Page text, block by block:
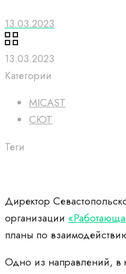
13.03.2023
13.03.2023
Категории
MICAST
СЮТ
Теги
Директор
организации
планы по
Одно из направлений, в